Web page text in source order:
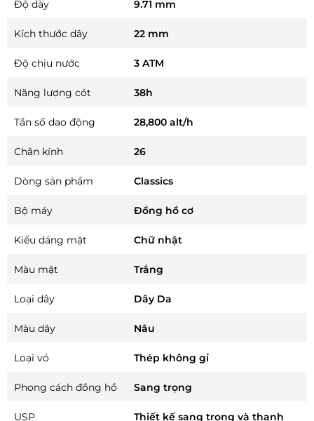
Độ dày 9.71 mm
Kích thước dây 22 mm
Độ chịu nước 3 ATM
Năng lượng cót 38h
Tần số dao động 28,800 alt/h
Chân kính 26
Dòng sản phẩm Classics
Bộ máy Đồng hồ cơ
Kiểu dáng mặt Chữ nhật
Màu mặt Trắng
Loại dây Dây Da
Màu dây Nâu
Loại vỏ Thép không gỉ
Phong cách đồng hồ Sang trọng
USP Thiết kế sang trọng và thanh